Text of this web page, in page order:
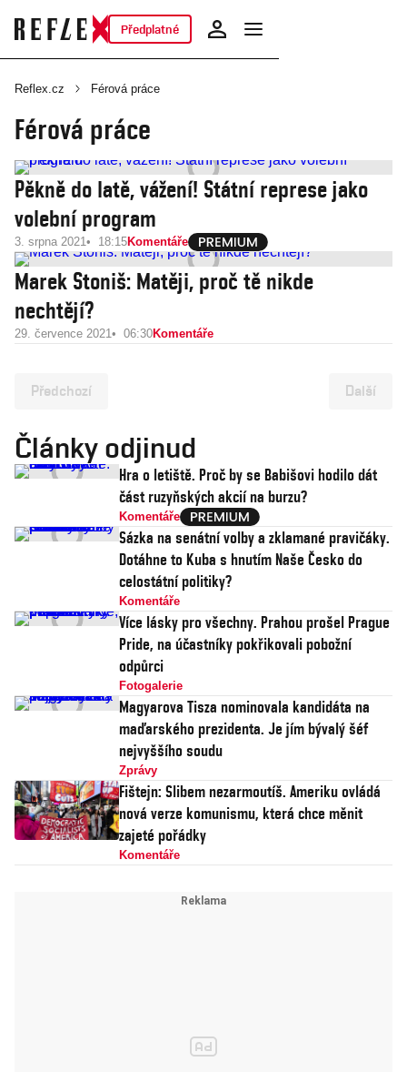
Předplatné
Reflex.cz Férová práce
Férová práce
Pěkně do latě, vážení! Státní represe jako
volební program
3. srpna 2021 18:15Komentáře
Marek Stoniš: Matěji, proč tě nikde
nechtějí?
29. července 2021 06:30Komentáře
Předchozí Další
Články odjinud
Hra o letiště. Proč by se Babišovi hodilo dát
část ruzyňských akcií na burzu?
Komentáře
Sázka na senátní volby a zklamané pravičáky.
Dotáhne to Kuba s hnutím Naše Česko do
celostátní politiky?
Komentáře
Více lásky pro všechny. Prahou prošel Prague
Pride, na účastníky pokřikovali pobožní
odpůrci
Fotogalerie
Magyarova Tisza nominovala kandidáta na
maďarského prezidenta. Je jím bývalý šéf
nejvyššího soudu
Zprávy
Fištejn: Slibem nezarmoutíš. Ameriku ovládá
nová verze komunismu, která chce měnit
zajeté pořádky
Komentáře